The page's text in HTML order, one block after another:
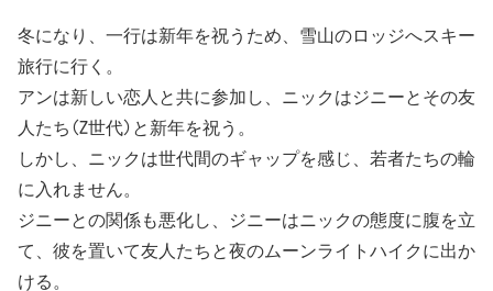
冬になり、一行は新年を祝うため、雪山のロッジへスキー
旅行に行く。
アンは新しい恋人と共に参加し、ニックはジニーとその友
人たち(Z世代)と新年を祝う。
しかし、ニックは世代間のギャップを感じ、若者たちの輪
に入れません。
ジニーとの関係も悪化し、ジニーはニックの態度に腹を立
て、彼を置いて友人たちと夜のムーンライトハイクに出か
ける。